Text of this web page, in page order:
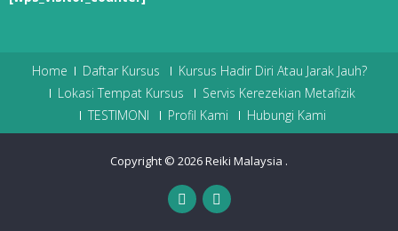
Home Daftar Kursus
Kursus Hadir Diri Atau Jarak Jauh?
Lokasi Tempat Kursus
Servis Kerezekian Metafizik
TESTIMONI
Profil Kami Hubungi Kami
Copyright © 2026Reiki Malaysia .